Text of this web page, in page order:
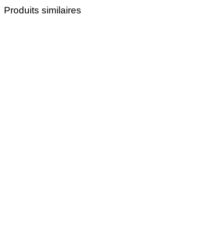
Produits similaires